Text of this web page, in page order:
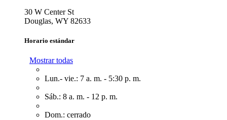
30 W Center St
Douglas, WY 82633
Horario estándar
Mostrar todas
Lun.- vie.: 7 a. m. - 5:30 p. m.
Sáb.: 8 a. m. - 12 p. m.
Dom.: cerrado